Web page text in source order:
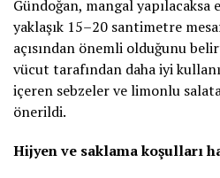
Gündoğan, mangal yapılacaksa
yaklaşık 15–20 santimetre
açısından önemli olduğunu
vücut tarafından daha iyi
içeren sebzeler ve limonlu
önerildi.
Hijyen ve saklama koşulları